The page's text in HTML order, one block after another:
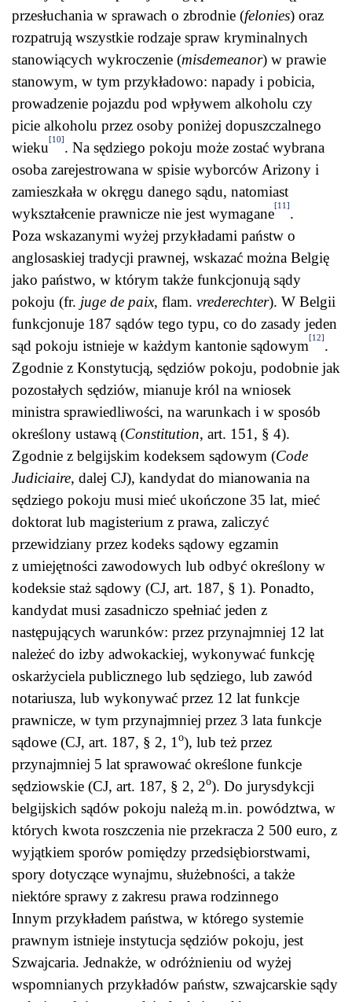
przesłuchania w sprawach o zbrodnie (felonies) oraz
rozpatrują wszystkie rodzaje spraw kryminalnych
stanowiących wykroczenie (misdemeanor) w prawie
stanowym, w tym przykładowo: napady i pobicia,
prowadzenie pojazdu pod wpływem alkoholu czy
picie alkoholu przez osoby poniżej dopuszczalnego
wieku[10]. Na sędziego pokoju może zostać wybrana
osoba zarejestrowana w spisie wyborców Arizony i
zamieszkała w okręgu danego sądu, natomiast
wykształcenie prawnicze nie jest wymagane[11].
Poza wskazanymi wyżej przykładami państw o
anglosaskiej tradycji prawnej, wskazać można Belgię
jako państwo, w którym także funkcjonują sądy
pokoju (fr. juge de paix, flam. vrederechter). W Belgii
funkcjonuje 187 sądów tego typu, co do zasady jeden
sąd pokoju istnieje w każdym kantonie sądowym[12].
Zgodnie z Konstytucją, sędziów pokoju, podobnie jak
pozostałych sędziów, mianuje król na wniosek
ministra sprawiedliwości, na warunkach i w sposób
określony ustawą (Constitution, art. 151, § 4).
Zgodnie z belgijskim kodeksem sądowym (Code
Judiciaire, dalej CJ), kandydat do mianowania na
sędziego pokoju musi mieć ukończone 35 lat, mieć
doktorat lub magisterium z prawa, zaliczyć
przewidziany przez kodeks sądowy egzamin
z umiejętności zawodowych lub odbyć określony w
kodeksie staż sądowy (CJ, art. 187, § 1). Ponadto,
kandydat musi zasadniczo spełniać jeden z
następujących warunków: przez przynajmniej 12 lat
należeć do izby adwokackiej, wykonywać funkcję
oskarżyciela publicznego lub sędziego, lub zawód
notariusza, lub wykonywać przez 12 lat funkcje
prawnicze, w tym przynajmniej przez 3 lata funkcje
sądowe (CJ, art. 187, § 2, 1 o), lub też przez
przynajmniej 5 lat sprawować określone funkcje
sędziowskie (CJ, art. 187, § 2, 2o). Do jurysdykcji
belgijskich sądów pokoju należą m.in. powództwa, w
których kwota roszczenia nie przekracza 2 500 euro, z
wyjątkiem sporów pomiędzy przedsiębiorstwami,
spory dotyczące wynajmu, służebności, a także
niektóre sprawy z zakresu prawa rodzinnego
Innym przykładem państwa, w którego systemie
prawnym istnieje instytucja sędziów pokoju, jest
Szwajcaria. Jednakże, w odróżnieniu od wyżej
wspomnianych przykładów państw, szwajcarskie sądy